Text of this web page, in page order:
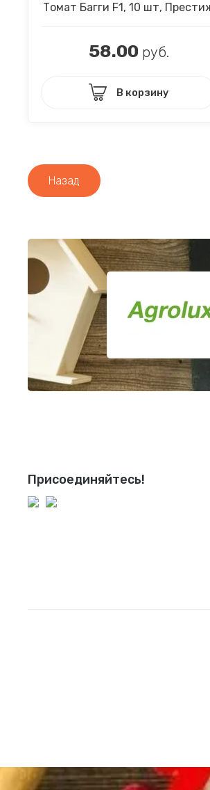
Томат Багги F1, 10 шт,
58.00 руб.
В корзину
Назад
Присоединяйтесь!